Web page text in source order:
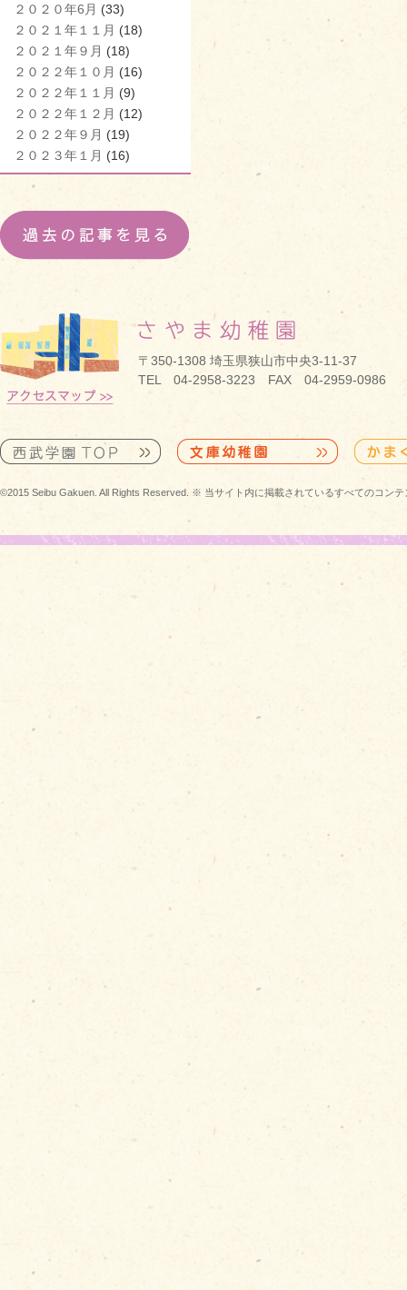
２０２０年6月 (33)
２０２１年１１月 (18)
２０２１年９月 (18)
２０２２年１０月 (16)
２０２２年１１月 (9)
２０２２年１２月 (12)
２０２２年９月 (19)
２０２３年１月 (16)
〒350-1308 埼玉県狭山市中央3-11-37
TEL 04-2958-3223 FAX 04-2959-0986
©2015 Seibu Gakuen. All Rights Reserved. ※ 当サイト内に掲載されているすべてのコン